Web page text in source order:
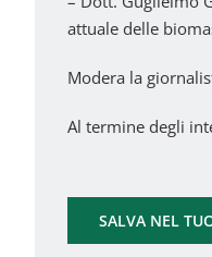
attuale delle
Modera la
Al termine degli
SALVA NEL